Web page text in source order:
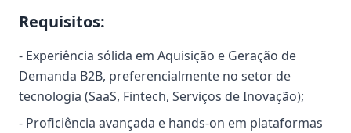
Requisitos:
- Experiência sólida em Aquisição e Geração de
Demanda B2B, preferencialmente no setor de
tecnologia (SaaS, Fintech, Serviços de Inovação);
- Proficiência avançada e hands-on em plataformas